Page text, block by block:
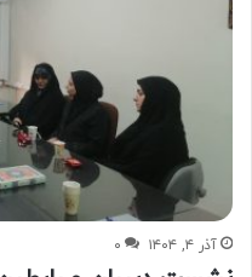
آذر ۴, ۱۴۰۴ ۰